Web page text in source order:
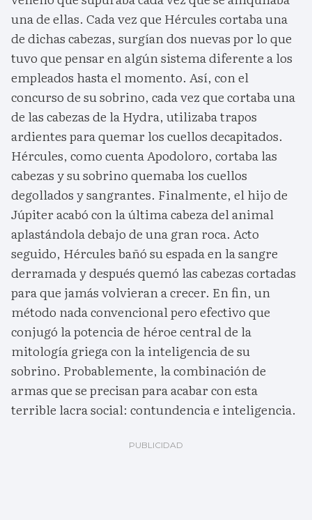
una de ellas. Cada vez que Hércules cortaba una
de dichas cabezas, surgían dos nuevas por lo que
tuvo que pensar en algún sistema diferente a los
empleados hasta el momento. Así, con el
concurso de su sobrino, cada vez que cortaba una
de las cabezas de la Hydra, utilizaba trapos
ardientes para quemar los cuellos decapitados.
Hércules, como cuenta Apodoloro, cortaba las
cabezas y su sobrino quemaba los cuellos
degollados y sangrantes. Finalmente, el hijo de
Júpiter acabó con la última cabeza del animal
aplastándola debajo de una gran roca. Acto
seguido, Hércules bañó su espada en la sangre
derramada y después quemó las cabezas cortadas
para que jamás volvieran a crecer. En fin, un
método nada convencional pero efectivo que
conjugó la potencia de héroe central de la
mitología griega con la inteligencia de su
sobrino. Probablemente, la combinación de
armas que se precisan para acabar con esta
terrible lacra social: contundencia e inteligencia.